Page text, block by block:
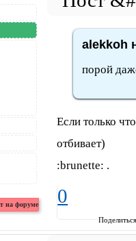
alekkoh
порой
Если только
отбивает)
:brunette: .
0